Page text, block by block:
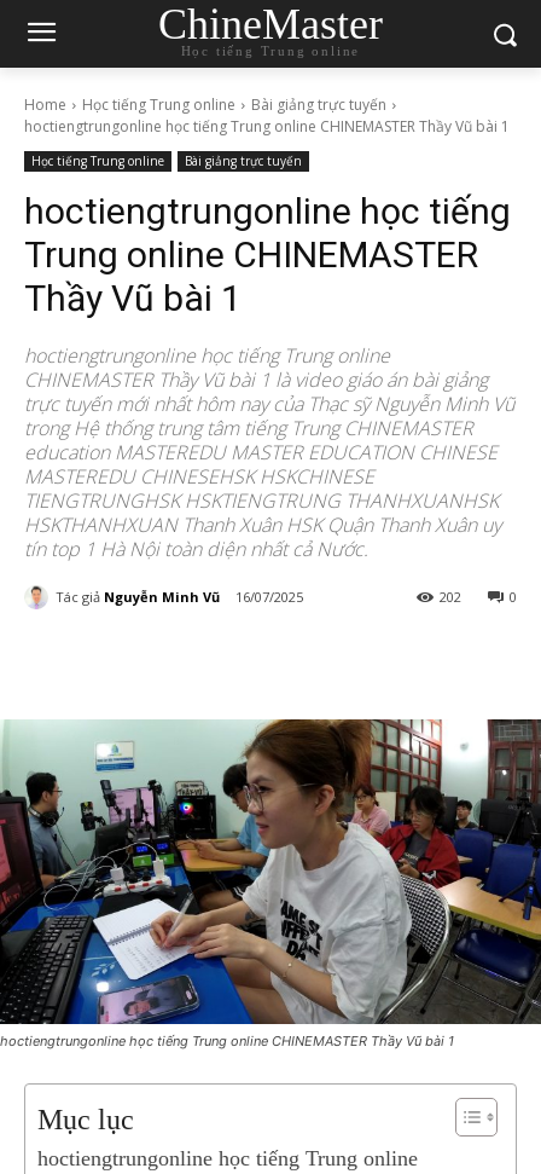
ChineMaster
Học tiếng Trung online
Home Học tiếng Trung online
Bài giảng trực tuyến
hoctiengtrungonline học tiếng Trung online CHINEMASTER Thầy Vũ bài 1
Học tiếng Trung online Bài giảng trực tuyến
hoctiengtrungonline học tiếng
Trung online CHINEMASTER
Thầy Vũ bài 1
hoctiengtrungonline học tiếng Trung online
CHINEMASTER Thầy Vũ bài 1 là video giáo án bài giảng
trực tuyến mới nhất hôm nay của Thạc sỹ Nguyễn Minh Vũ
trong Hệ thống trung tâm tiếng Trung CHINEMASTER
education MASTEREDU MASTER EDUCATION CHINESE
MASTEREDU CHINESEHSK HSKCHINESE
TIENGTRUNGHSK HSKTIENGTRUNG THANHXUANHSK
HSKTHANHXUAN Thanh Xuân HSK Quận Thanh Xuân uy
tín top 1 Hà Nội toàn diện nhất cả Nước.
Tác giả Nguyễn Minh Vũ 16/07/2025 0
202
hoctiengtrungonline học tiếng Trung online CHINEMASTER Thầy Vũ bài 1
Mục lục
hoctiengtrungonline học tiếng Trung online